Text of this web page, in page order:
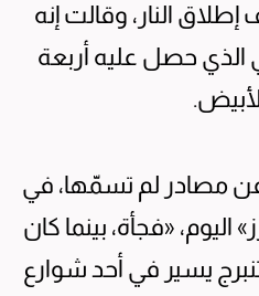
النار، وقالت إنه
الذي حصل عليه أربعة
مصادر لم تسمّها، في
اليوم، «فجأة، بينما كان
يسير في أحد شوارع